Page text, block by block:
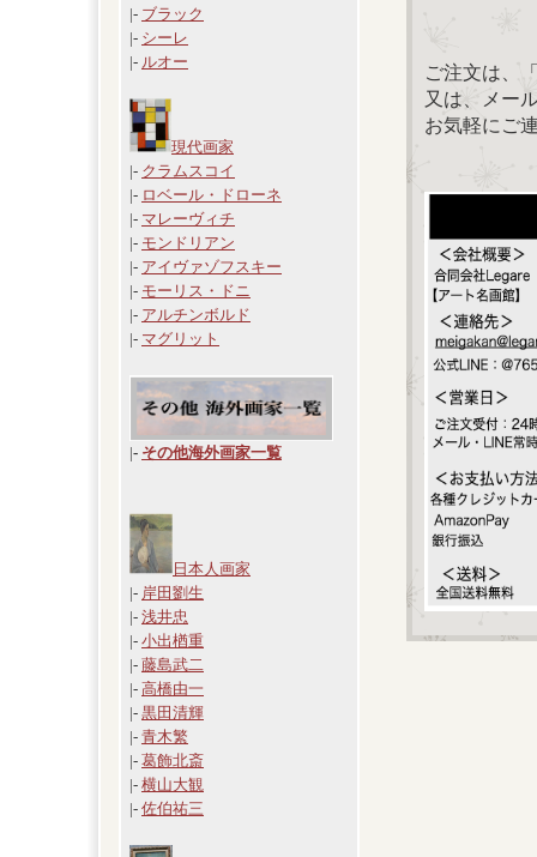
|- ブラック
|- シーレ
|- ルオー
現代画家
|- クラムスコイ
|- ロベール・ドローネ
|- マレーヴィチ
|- モンドリアン
|- アイヴァゾフスキー
|- モーリス・ドニ
|- アルチンボルド
|- マグリット
|- その他海外画家一覧
日本人画家
|- 岸田劉生
|- 浅井忠
|- 小出楢重
|- 藤島武二
|- 高橋由一
|- 黒田清輝
|- 青木繁
|- 葛飾北斎
|- 横山大観
|- 佐伯祐三
ご注文は、
又は、メー
お気軽にご